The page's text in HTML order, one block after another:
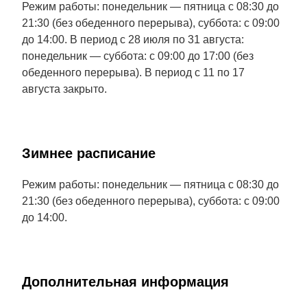
Режим работы: понедельник — пятница с 08:30 до
21:30 (без обеденного перерыва), суббота: с 09:00
до 14:00. В период с 28 июля по 31 августа:
понедельник — суббота: с 09:00 до 17:00 (без
обеденного перерыва). В период с 11 по 17
августа закрыто.
Зимнее расписание
Режим работы: понедельник — пятница с 08:30 до
21:30 (без обеденного перерыва), суббота: с 09:00
до 14:00.
Дополнительная информация